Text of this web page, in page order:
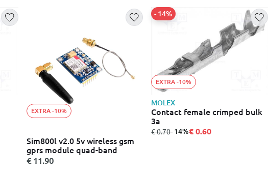
EXTRA -10%
Sim800l v2.0 5v wireless gsm
gprs module quad-band
€ 11.90
EXTRA -10%
MOLEX
Contact female crimped bulk
3a
από
€ 0.70σε
- 14%
- 14%€ 0.60